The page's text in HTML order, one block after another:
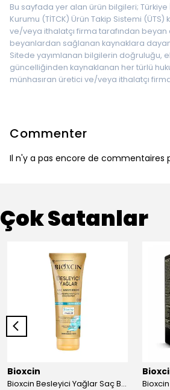
Bu sayfada yer alan ürün bilgileri; Türkiye
Kurumu (TİTCK) Ürün Takip Sistemi
ve/veya ithalatçı firma tarafından
beyanlardan sağlanan kaynaklara
Sitede yayımlanan bilgilerin doğruluğu,
güncelliğinden kaynaklanan her türlü
münhasıran üretici ve/veya ithalatçı
Commenter
Il n'y a pas encore de commentaires
Çok Satanlar
Bioxcin
Bioxcin Besleyici Yağlar Saç Bakım Kremi (Kuru ve Yıpranmış Saçlar) 250 ml